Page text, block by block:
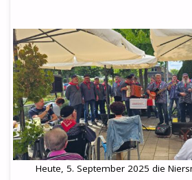
Heute, 5. September 2025 die